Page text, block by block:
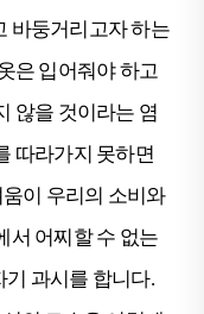
바둥거리고자 하는
은 입어줘야 하고
않을 것이라는 염
따라가지 못하면
이 우리의 소비와
서 어찌할 수 없는
기 과시를 합니다.